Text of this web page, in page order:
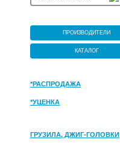
ПРОИЗВОДИТЕЛИ
КАТАЛОГ
*РАСПРОДАЖА
*УЦЕНКА
ГРУЗИЛА, ДЖИГ-ГОЛОВКИ